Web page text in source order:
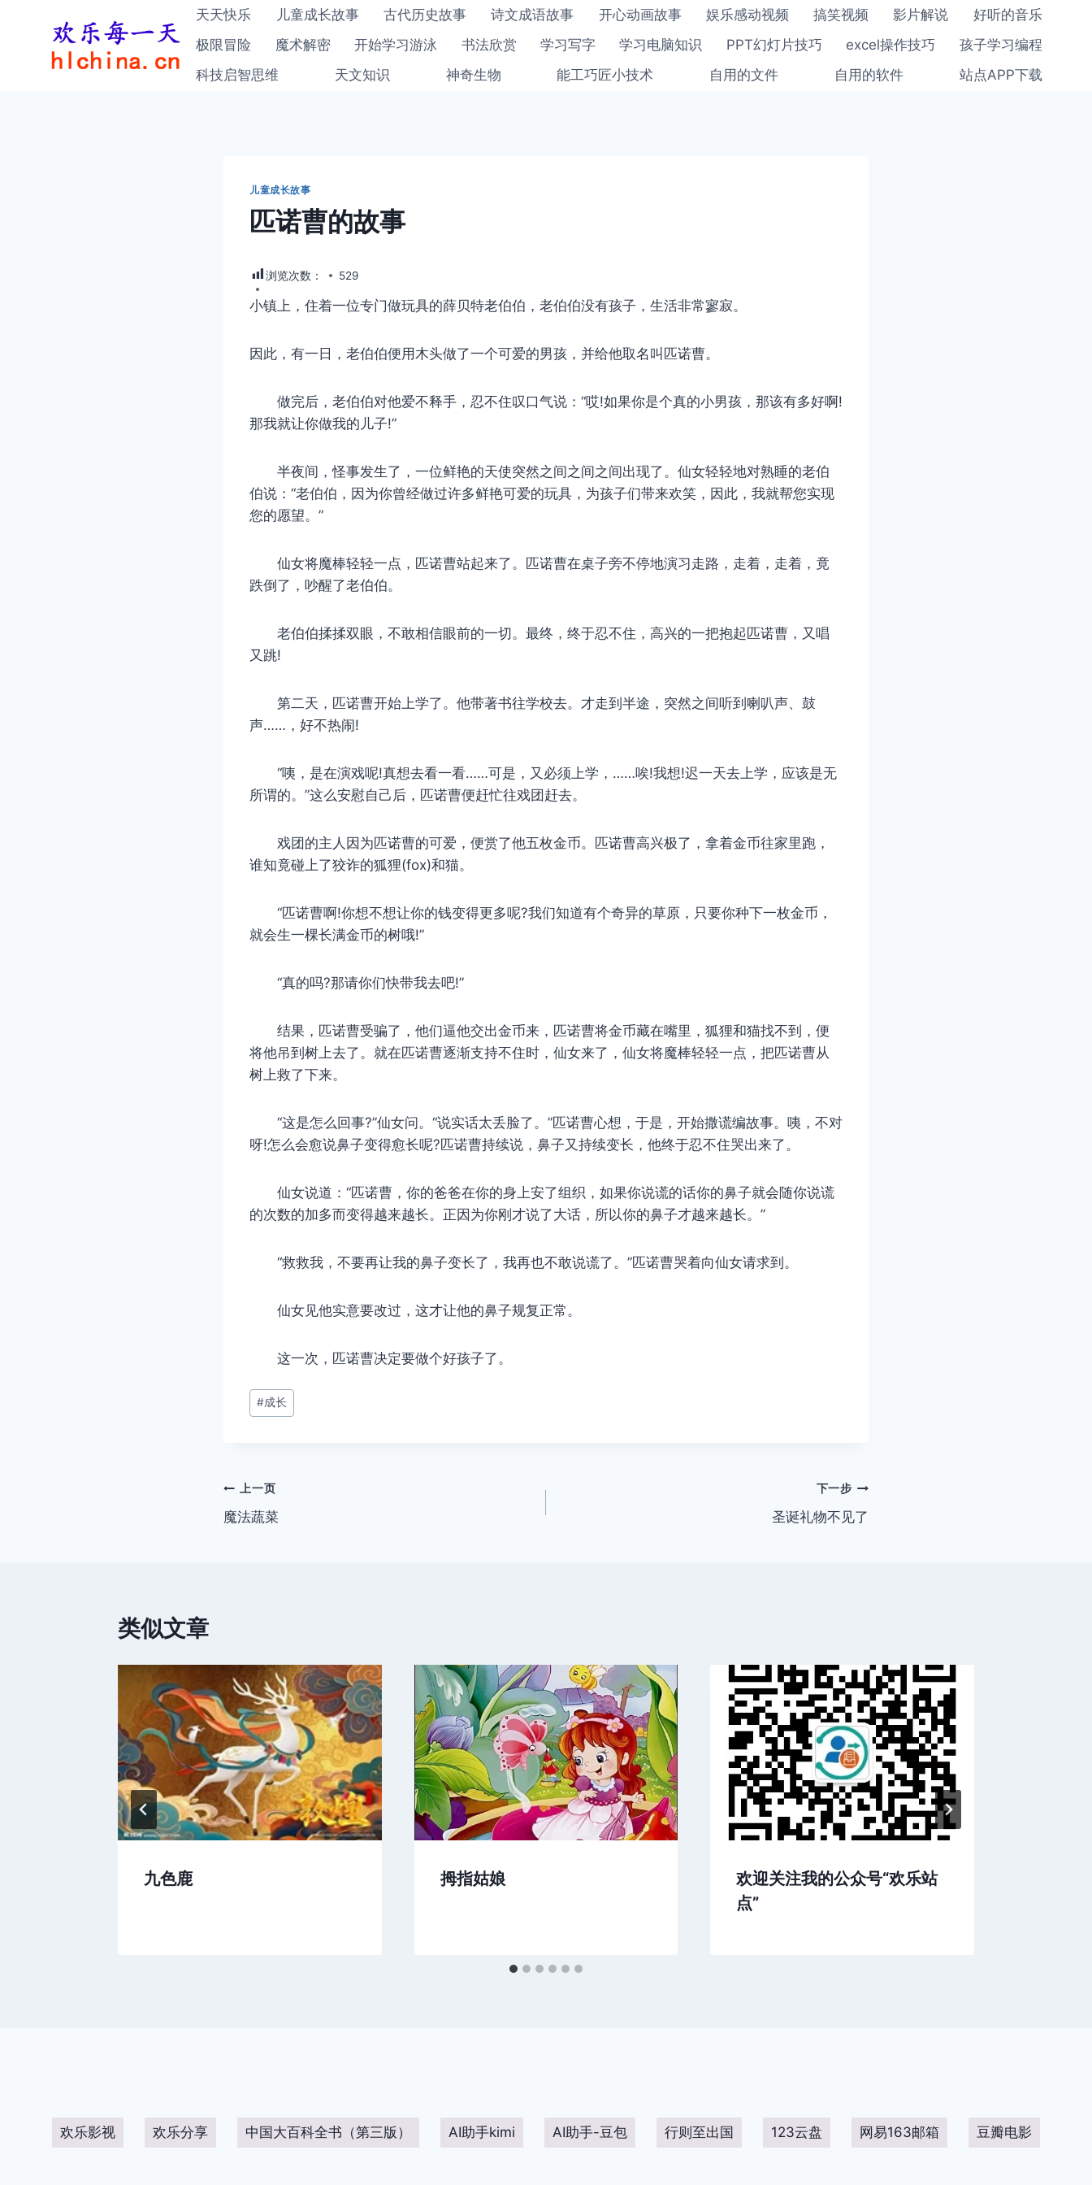
天天快乐 儿童成长故事 古代历史故事 诗文成语故事 开心动画故事 娱乐感动视频 搞笑视频 影片解说
好听的音乐
极限冒险
魔术解密 开始学习游泳 书法欣赏 学习写字 学习电脑知识 PPT幻灯片技巧 excel操作技巧
孩子学习编程
科技启智思维
天文知识 神奇生物 能工巧匠小技术 自用的文件 自用的软件 站点APP下载
儿童成长故事
匹诺曹的故事
浏览次数： 529
小镇上，住着一位专门做玩具的薛贝特老伯伯，老伯伯没有孩子，生活非常寥寂。
因此，有一日，老伯伯便用木头做了一个可爱的男孩，并给他取名叫匹诺曹。
做完后，老伯伯对他爱不释手，忍不住叹口气说：“哎!如果你是个真的小男孩，那该有多好啊!
那我就让你做我的儿子!”
半夜间，怪事发生了，一位鲜艳的天使突然之间之间之间出现了。仙女轻轻地对熟睡的老伯
伯说：“老伯伯，因为你曾经做过许多鲜艳可爱的玩具，为孩子们带来欢笑，因此，我就帮您实现
您的愿望。”
仙女将魔棒轻轻一点，匹诺曹站起来了。匹诺曹在桌子旁不停地演习走路，走着，走着，竟
跌倒了，吵醒了老伯伯。
老伯伯揉揉双眼，不敢相信眼前的一切。最终，终于忍不住，高兴的一把抱起匹诺曹，又唱
又跳!
第二天，匹诺曹开始上学了。他带著书往学校去。才走到半途，突然之间听到喇叭声、鼓
声……，好不热闹!
“咦，是在演戏呢!真想去看一看……可是，又必须上学，……唉!我想!迟一天去上学，应该是无
所谓的。”这么安慰自己后，匹诺曹便赶忙往戏团赶去。
戏团的主人因为匹诺曹的可爱，便赏了他五枚金币。匹诺曹高兴极了，拿着金币往家里跑，
谁知竟碰上了狡诈的狐狸(fox)和猫。
“匹诺曹啊!你想不想让你的钱变得更多呢?我们知道有个奇异的草原，只要你种下一枚金币，
就会生一棵长满金币的树哦!”
“真的吗?那请你们快带我去吧!”
结果，匹诺曹受骗了，他们逼他交出金币来，匹诺曹将金币藏在嘴里，狐狸和猫找不到，便
将他吊到树上去了。就在匹诺曹逐渐支持不住时，仙女来了，仙女将魔棒轻轻一点，把匹诺曹从
树上救了下来。
“这是怎么回事?”仙女问。“说实话太丢脸了。”匹诺曹心想，于是，开始撒谎编故事。咦，不对
呀!怎么会愈说鼻子变得愈长呢?匹诺曹持续说，鼻子又持续变长，他终于忍不住哭出来了。
仙女说道：“匹诺曹，你的爸爸在你的身上安了组织，如果你说谎的话你的鼻子就会随你说谎
的次数的加多而变得越来越长。正因为你刚才说了大话，所以你的鼻子才越来越长。”
“救救我，不要再让我的鼻子变长了，我再也不敢说谎了。”匹诺曹哭着向仙女请求到。
仙女见他实意要改过，这才让他的鼻子规复正常。
这一次，匹诺曹决定要做个好孩子了。
文
章
#成长
文
章
上一页
魔法蔬菜
下一步
圣诞礼物不见了
类似文章
九色鹿 拇指姑娘
欢迎关注我的公众号“欢乐站
点”
欢乐影视 欢乐分享 中国大百科全书（第三版） AI助手kimi AI助手-豆包 行则至出国 123云盘 网易163邮箱 豆瓣电影